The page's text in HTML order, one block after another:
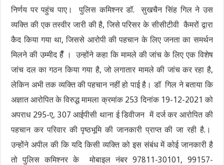
निर्णय पर पहुंच पाए। पुलिस कमिश्नर डॉ. सुखचैन सिंह गिल ने उस
व्यक्ति की एक तस्वीर जारी की है, जिसे परिसर के सीसीटीवी कैमरों द्वारा
कैद किया गया था, जिससे आरोपी की पहचान के लिए जनता का समर्थन
मिलने की उम्मीद हैँ । उन्होंने कहा कि मामले की जांच के लिए एक विशेष
जांच दल का गठन किया गया है, जो लगातार मामले की जांच कर रहा है,
लेकिन अभी तक व्यक्ति की पहचान नहीं हो पाई है। डॉ गिल ने बताया कि
अज्ञात आरोपित के विरुद्ध मामला क्रमांक 253 दिनांक 19-12-2021 को
अपराध 295-ए, 307 आईपीसी थाना ई डिवीजन में दर्ज कर आरोपित की
पहचान कर परिवार की पृष्ठभूमि की जानकारी प्राप्त की जा रही है.।
उन्होंने अपील की कि यदि किसी व्यक्ति को इस संबंध में कोई जानकारी है
तो पुलिस कमिश्नर के मोबाइल नंबर 97811-30101, 99157-